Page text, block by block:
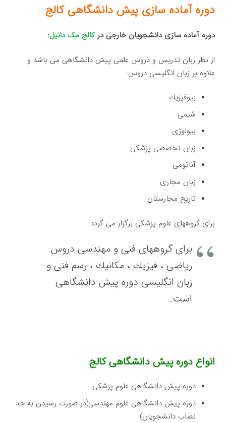
دوره آماده سازی پیش دانشگاهی کالج
دوره آماده سازی دانشجویان خارجی درکالج مک دانیل:
از نظر زبان تدریس و دروس علمی پیش دانشگاهی می باشد و
علاوه بر زبان انگلیسی دروس:
بیوفیزیك
شیمی
بیولوژی
زبان تخصصی پزشكی
آناتومی
زبان مجاری
تاریخ مجارستان
برای گروههای علوم پزشكی برگزار می گردد.
برای گروههای فنی و مهندسی دروس
ریاضی ، فیزیك ، مكانیك ، رسم فنی و
زبان انگلیسی دوره پیش دانشگاهی
است.
انواع دوره پیش دانشگاهی کالج
دوره پیش دانشگاهی علوم پزشكی
دوره پیش دانشگاهی علوم مهندسی(در صورت رسیدن به حد
نصاب دانشجویان)